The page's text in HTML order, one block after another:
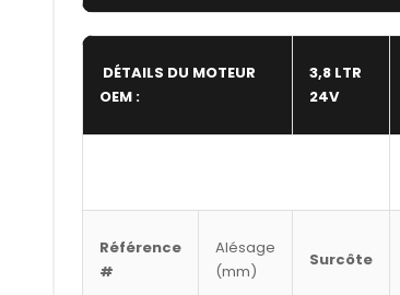
DÉTAILS DU MOTEUR
OEM :
3,8 LTR
24V
Référence
#
Alésage
(mm)
Surcôte